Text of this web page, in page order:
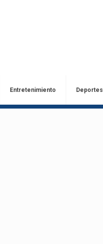
Entretenimiento Deportes